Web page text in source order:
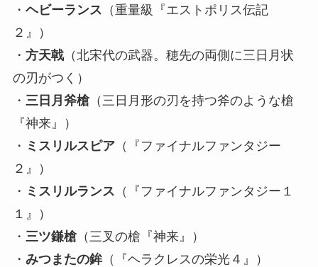
・ ヘビーランス （重量級『エストポリス伝記
２』）
・ 方天戟（北宋代の武器。穂先の両側に三日月状
の刃がつく）
・ 三日月斧槍（三日月形の刃を持つ斧のような槍
『神来』）
・ ミスリルスピア（『ファイナルファンタジー
２』）
・ ミスリルランス （『ファイナルファンタジー１
１』）
・ 三ツ鎌槍（三叉の槍『神来』）
・ みつまたの鉾（『ヘラクレスの栄光４』）